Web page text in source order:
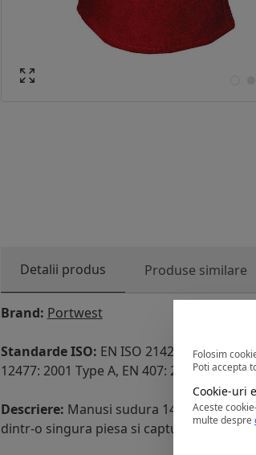
Detalii produs Produse similare
Brand: Portwest
Standarde ISO: EN ISO 21420: 2020
12477: 2001 Type A, EN 407: 2020 (412142)
Descriere: Manusi sudura 14 inch din
dintr-o singura piesa si captuseala din
Folosim
Poti accepta
Cookie-uri
Aceste
multe despre